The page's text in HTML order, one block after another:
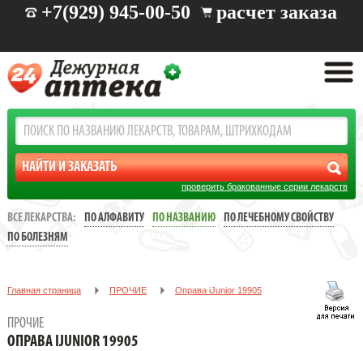
+7(929) 945-00-50 расчет заказа
проверить бракованные серии лекарств
ВСЕ ЛЕКАРСТВА: ПО АЛФАВИТУ ПО НАЗВАНИЮ
ПО ЛЕЧЕБНОМУ СВОЙСТВУ
ПО БОЛЕЗНЯМ
Главная страница ПРОЧИЕ Oправа iJunior 19905
ПРОЧИЕ
OПРАВА IJUNIOR 19905